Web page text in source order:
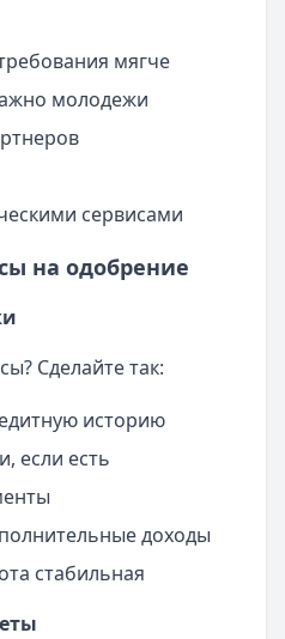
мягче
молодежи
сервисами
на одобрение
Сделайте так:
историю
если есть
доходы
стабильная